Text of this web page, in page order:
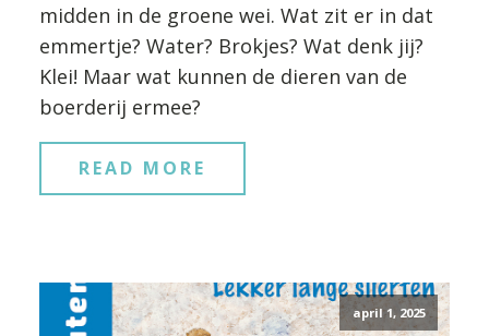
midden in de groene wei. Wat zit er in dat
emmertje? Water? Brokjes? Wat denk jij?
Klei! Maar wat kunnen de dieren van de
boerderij ermee?
READ MORE
april 1, 2025